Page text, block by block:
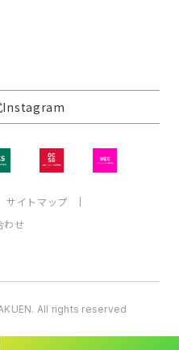
Instagram
サイトマップ
わせ
All rights reserved